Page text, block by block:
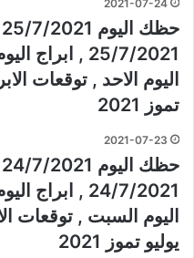
2021-07-24
تموز 2021
2021-07-23
يوليو تموز 2021